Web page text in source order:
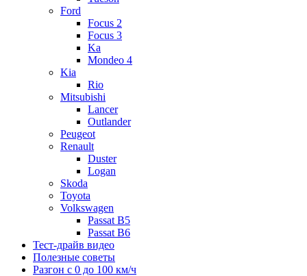
Ford
Focus 2
Focus 3
Ka
Mondeo 4
Kia
Rio
Mitsubishi
Lancer
Outlander
Peugeot
Renault
Duster
Logan
Skoda
Toyota
Volkswagen
Passat B5
Passat B6
Тест-драйв видео
Полезные советы
Разгон с 0 до 100 км/ч